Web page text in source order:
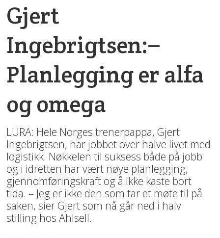
Gjert
Ingebrigtsen:–
Planlegging er alfa
og omega
LURA: Hele Norges trenerpappa, Gjert
Ingebrigtsen, har jobbet over halve livet med
logistikk. Nøkkelen til suksess både på jobb
og i idretten har vært nøye planlegging,
gjennomføringskraft og å ikke kaste bort
tida. – Jeg er ikke den som tar et møte til på
saken, sier Gjert som nå går ned i halv
stilling hos Ahlsell.